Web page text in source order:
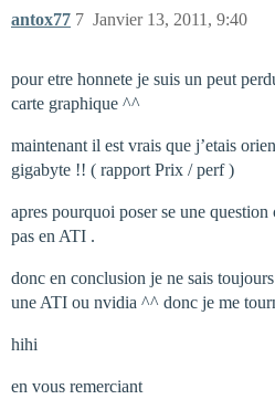
antox77 Janvier 13, 2011, 9:40
7
pour etre honnete je suis un peut
carte graphique ^^
maintenant il est vrais que j’etais
gigabyte !! ( rapport Prix / perf )
apres pourquoi poser se une
pas en ATI .
donc en conclusion je ne sais
une ATI ou nvidia ^^ donc je me
hihi
en vous remerciant